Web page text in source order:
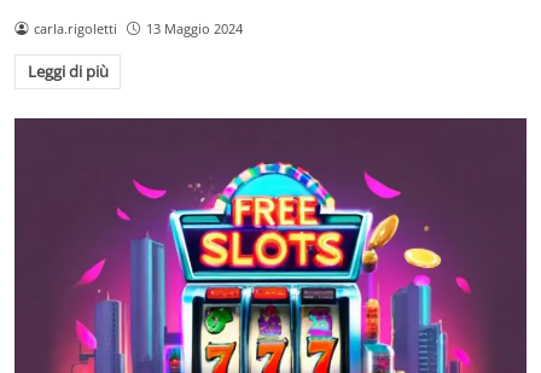
carla.rigoletti 13 Maggio 2024
Leggi di più